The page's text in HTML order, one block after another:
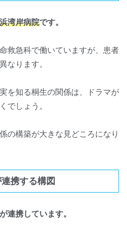
湾岸病院です。
救急科で働いていますが、患者
なります。
を知る桐生の関係は、ドラマが
でしょう。
の構築が大きな見どころになり
携する構図
連携しています。